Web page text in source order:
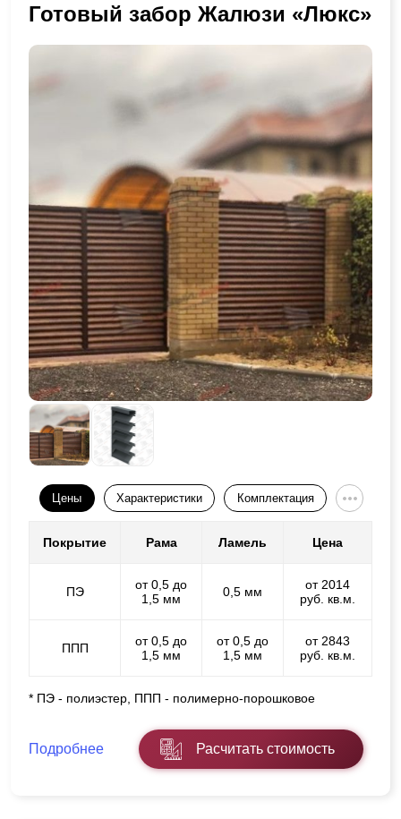
Готовый забор Жалюзи «Люкс»
Цены Характеристики Комплектация
Покрытие Рама Ламель Цена
ПЭ
от 0,5 до
1,5 мм
0,5 мм
от 2014
руб. кв.м.
ППП
от 0,5 до
1,5 мм
от 0,5 до
1,5 мм
от 2843
руб. кв.м.
* ПЭ - полиэстер, ППП - полимерно-порошковое
Подробнее Расчитать стоимость